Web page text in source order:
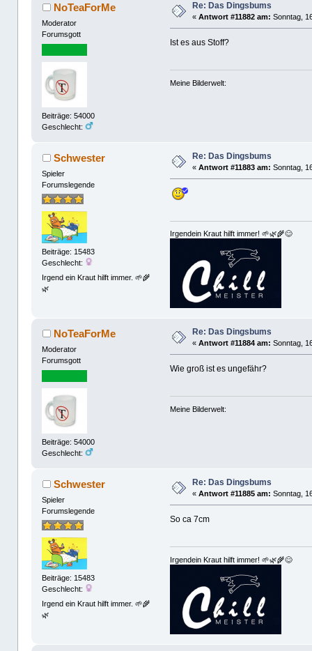
NoTeaForMe
Moderator
Forumsgott
Beiträge: 54000
Geschlecht:
Re: Das Dingsbums
«Antwort #11882 am: Sonntag,
Ist es aus Stoff?
Meine Bilderwelt:
Schwester
Spieler
Forumslegende
Beiträge: 15483
Geschlecht:
Irgend ein Kraut hilft immer. 🌱🌾
🌿
Re: Das Dingsbums
«Antwort #11883 am: Sonntag,
Irgendein Kraut hilft immer! 🌱🌿🌾😊
NoTeaForMe
Moderator
Forumsgott
Beiträge: 54000
Geschlecht:
Re: Das Dingsbums
«Antwort #11884 am: Sonntag,
Wie groß ist es ungefähr?
Meine Bilderwelt:
Schwester
Spieler
Forumslegende
Beiträge: 15483
Geschlecht:
Irgend ein Kraut hilft immer. 🌱🌾
🌿
Re: Das Dingsbums
«Antwort #11885 am: Sonntag,
So ca 7cm
Irgendein Kraut hilft immer! 🌱🌿🌾😊